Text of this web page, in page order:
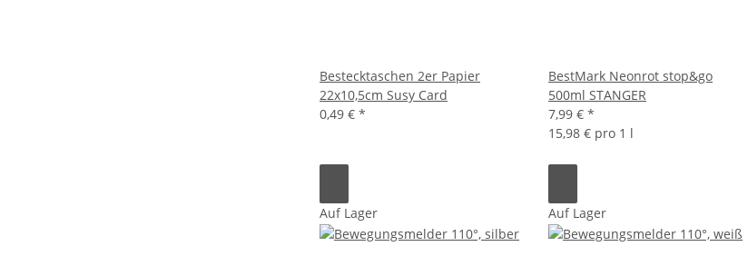
Bestecktaschen 2er Papier
22x10,5cm Susy Card
0,49 € *
BestMark Neonrot stop&go
500ml STANGER
7,99 € *
15,98 € pro 1 l
Auf Lager Auf Lager